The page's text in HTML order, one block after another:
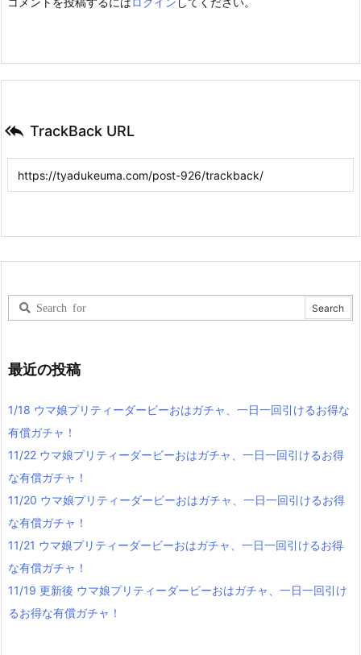
 TrackBack URL
最近の投稿
1/18 ウマ娘プリティーダービーおはガチャ、一日一回引けるお得な
有償ガチャ！
11/22 ウマ娘プリティーダービーおはガチャ、一日一回引けるお得
な有償ガチャ！
11/20 ウマ娘プリティーダービーおはガチャ、一日一回引けるお得
な有償ガチャ！
11/21 ウマ娘プリティーダービーおはガチャ、一日一回引けるお得
な有償ガチャ！
11/19 更新後 ウマ娘プリティーダービーおはガチャ、一日一回引け
るお得な有償ガチャ！